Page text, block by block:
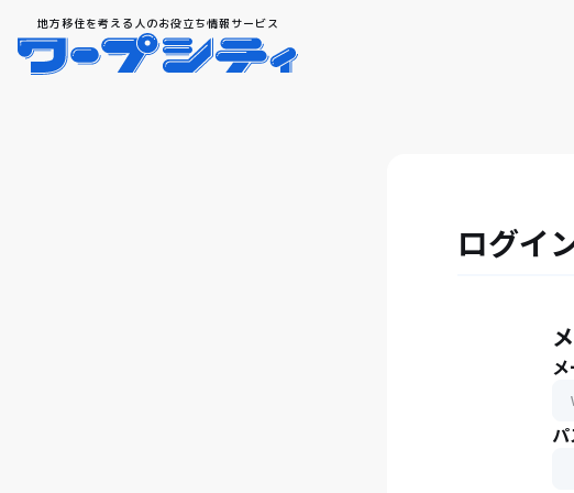
地方移住を考える人のお役立ち情報サービス
ログイ